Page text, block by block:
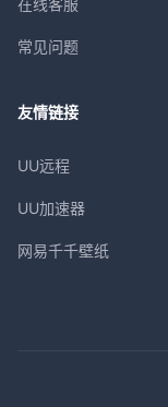
在线客服
常见问题
友情链接
UU远程
UU加速器
网易千千壁纸